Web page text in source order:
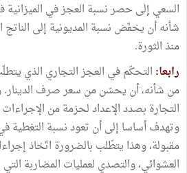
شأنه أن يخفّض نسبة المديونية إلى الناتج
منذ الثورة.
رابعا: التحكّم في العجز التجاري الذي
من شأنه، أن يحسّن من سعر صرف الدينار.
التجارة بصدد الإعداد لحزمة من
وتهدف أساسا إلى أن تعود نسبة
مقبولة، وهذا يتطّلب بالضرورة اتّخاذ
العشوائي، والتصدي لعمليات المضاربة